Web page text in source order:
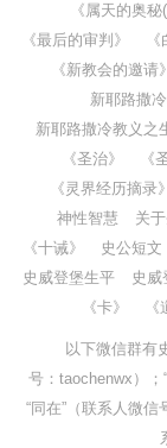
《属天的奥秘
《最后的审判》
《新教会的邀请》
新耶路撒
新耶路撒冷教义之
《圣治》
《
《灵界经历摘录》
神性智慧
关
《十诫》
史公短文
史威登堡生平
史
《卡》
以下微信群有史
号：taochenwx）；
“同在”（联系人微